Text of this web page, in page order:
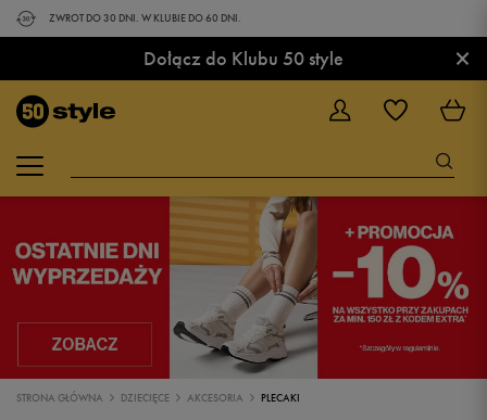
ZWROT DO 30 DNI. W KLUBIE DO 60 DNI.
Dołącz do Klubu 50 style ×
STRONA GŁÓWNA DZIECIĘCE AKCESORIA PLECAKI